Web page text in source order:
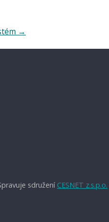
→
sdružení CESNET z.s.p.o.